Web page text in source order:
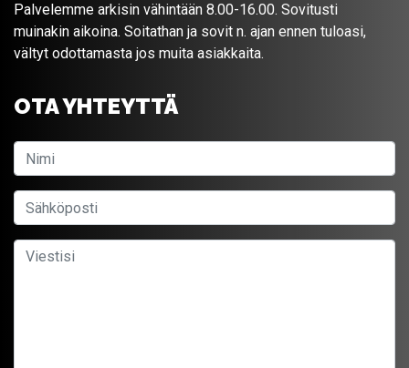
Palvelemme arkisin vähintään 8.00-16.00. Sovitusti
muinakin aikoina. Soitathan ja sovit n. ajan ennen tuloasi,
vältyt odottamasta jos muita asiakkaita.
OTA YHTEYTTÄ